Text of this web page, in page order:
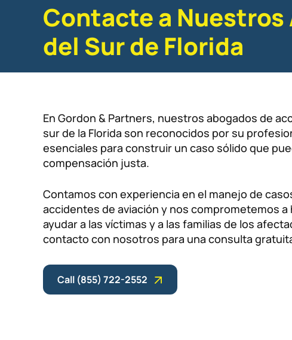
Contacte a Nuestros
del Sur de Florida
En Gordon & Partners, nuestros abogados de
sur de la Florida son reconocidos por su
esenciales para construir un caso sólido que
compensación justa.
Contamos con experiencia en el manejo de
accidentes de aviación y nos comprometemos
ayudar a las víctimas y a las familias de los
contacto con nosotros para una consulta
Call (855) 722-2552